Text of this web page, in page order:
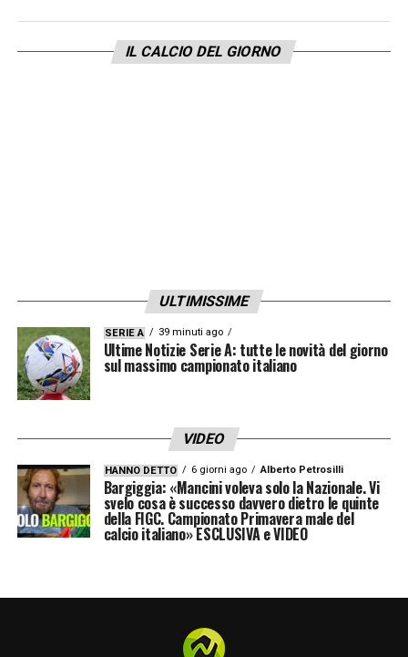
siamo tolti davvero tante soddisfazioni
mano, un uomo autenticamente simpatico e
cercava di trarre da ogni situazione un
vantaggio per lui e per chi lavorava per lui.
Per me Berlusconi è stato come Leonardo
genio in tutto quello che ha fatto. Tirava fuori
il meglio da ognuno».
IL TECNICO PIÙ APPREZZATO– «Posso
».
IL CALCIO DEL GIORNO
ULTIMISSIME
SERIE A 39 minuti ago
Ultime Notizie Serie A: tutte le novità del giorno
sul massimo campionato italiano
VIDEO
HANNO DETTO 6 giorni ago Alberto Petrosilli
Bargiggia: «Mancini voleva solo la Nazionale. Vi
svelo cosa è successo davvero dietro le quinte
della FIGC. Campionato Primavera male del
calcio italiano» ESCLUSIVA e VIDEO